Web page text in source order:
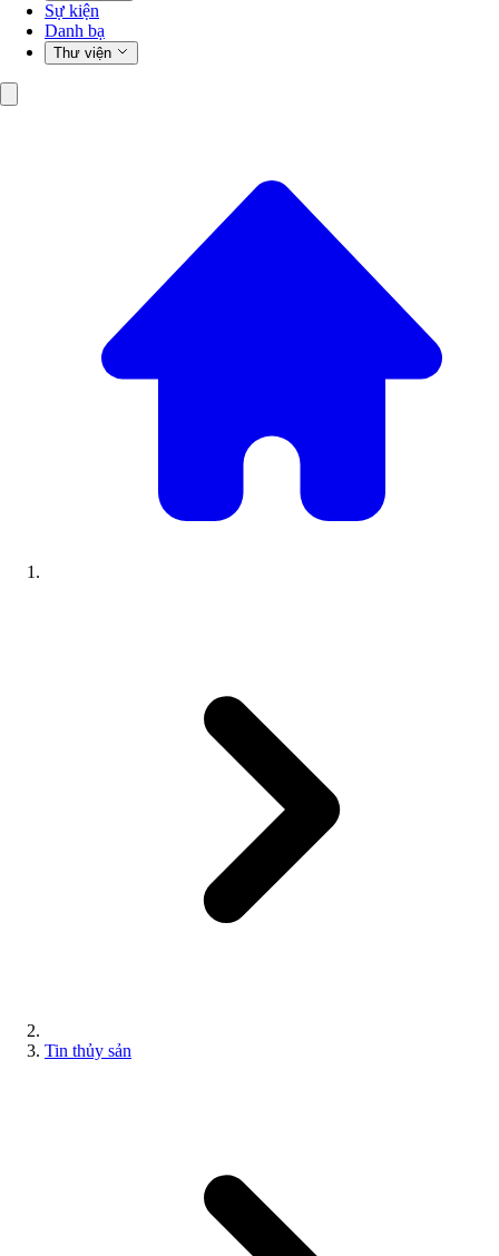
Sự kiện
Danh bạ
Thư viện
Tin thủy sản